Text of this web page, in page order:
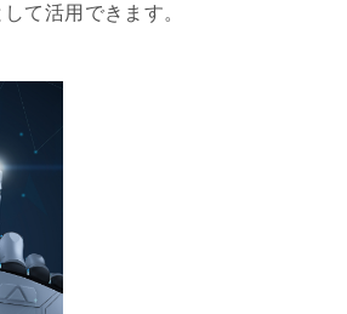
て活用できます。